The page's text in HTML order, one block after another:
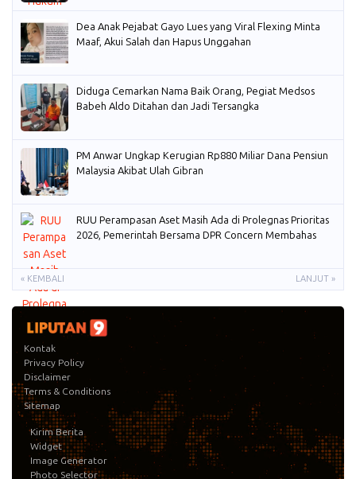
Dea Anak Pejabat Gayo Lues yang Viral Flexing Minta
Maaf, Akui Salah dan Hapus Unggahan
Diduga Cemarkan Nama Baik Orang, Pegiat Medsos
Babeh Aldo Ditahan dan Jadi Tersangka
PM Anwar Ungkap Kerugian Rp880 Miliar Dana Pensiun
Malaysia Akibat Ulah Gibran
RUU Perampasan Aset Masih Ada di Prolegnas Prioritas
2026, Pemerintah Bersama DPR Concern Membahas
« KEMBALI LANJUT »
Kontak
Privacy Policy
Disclaimer
Terms & Conditions
Sitemap
Kirim Berita
Widget
Image Generator
Photo Selector